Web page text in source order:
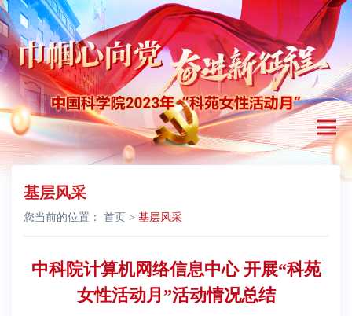
基层风采
您当前的位置： 首页 > 基层风采
中科院计算机网络信息中心 开展“科苑
女性活动月”活动情况总结